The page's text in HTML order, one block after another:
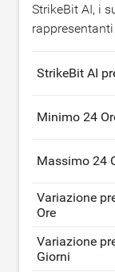
StrikeBit AI, i
StrikeBit AI
Minimo 24
Massimo 24
Variazione
Ore
Variazione
Giorni